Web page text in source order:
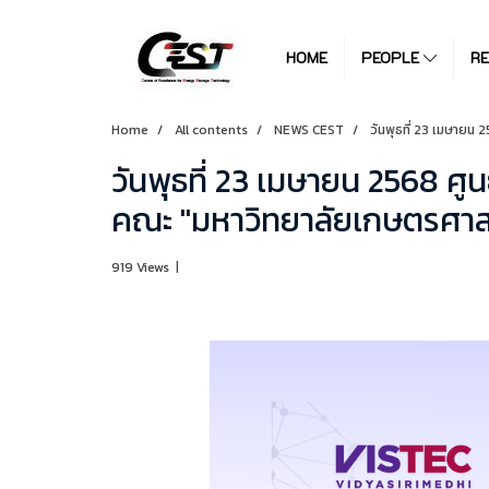
HOME PEOPLE
Home All contents NEWS CEST วันพุธที่ 23 เมษายน
วันพุธที่ 23 เมษายน 2568 ศู
คณะ "มหาวิทยาลัยเกษตรศา
919 Views |